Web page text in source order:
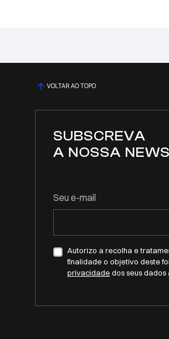
VOLTAR AO TOPO
SUBSCREVA
A NOSSA
Seu e-mail
Autorizo a recolha e
finalidade o objetivo deste
privacidadedos seus dados